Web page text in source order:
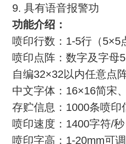
9. 具有语音报警功
功能介绍：
喷印行数：1-5行（5×5
喷印点阵：数字及字母
自编32×32以内任意点
中文字体：16×16简宋
存贮信息：1000条喷
喷印速度：1400字符/秒
喷印字高：1-20mm可调